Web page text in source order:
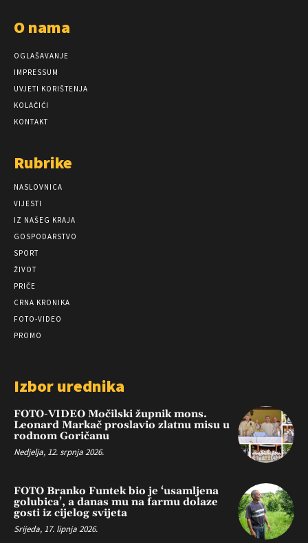
O nama
OGLAŠAVANJE
IMPRESSUM
UVJETI KORIŠTENJA
KOLAČIĆI
KONTAKT
Rubrike
NASLOVNICA
VIJESTI
IZ NAŠEG KRAJA
GOSPODARSTVO
SPORT
ŽIVOT
PRIČE
CRNA KRONIKA
FOTO-VIDEO
PROMO
Izbor urednika
FOTO-VIDEO Močilski župnik mons.
Leonard Markač proslavio zlatnu misu u
rodnom Goričanu
Nedjelja, 12. srpnja 2026.
FOTO Branko Funtek bio je ‘usamljena
golubica’, a danas mu na farmu dolaze
gosti iz cijelog svijeta
Srijeda, 17. lipnja 2026.